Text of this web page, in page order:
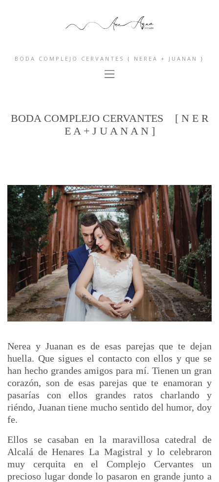
BODA COMPLEJO CERVANTES { NEREA + JUANAN }
BODA COMPLEJO CERVANTES [ N E R
E A + J U A N A N ]
Nerea y Juanan es de esas parejas que te dejan
huella. Que sigues el contacto con ellos y que se
han hecho grandes amigos para mí. Tienen un gran
corazón, son de esas parejas que te enamoran y
pasarías con ellos grandes ratos charlando y
riéndo, Juanan tiene mucho sentido del humor, doy
fe.
Ellos se casaban en la maravillosa catedral de
Alcalá de HenaresLa Magistral y lo celebraron
muy cerquita en elComplejo Cervantes un
precioso lugar donde lo pasaron en grande junto a